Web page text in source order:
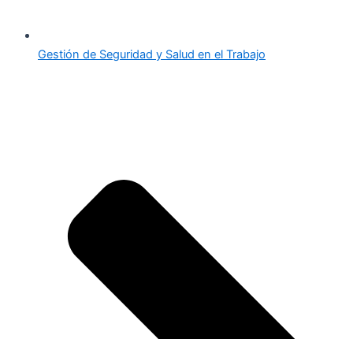
Gestión de Seguridad y Salud en el Trabajo